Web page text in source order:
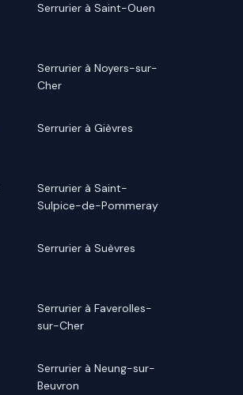
Serrurier à Saint-Ouen
Serrurier à Noyers-sur-
Cher
Serrurier à Gièvres
Serrurier à Saint-
Sulpice-de-Pommeray
Serrurier à Suèvres
Serrurier à Faverolles-
sur-Cher
Serrurier à Neung-sur-
Beuvron